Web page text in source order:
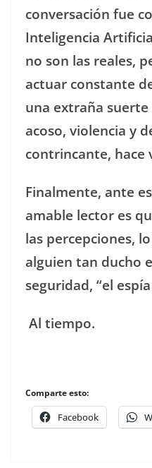
conversación fue
Inteligencia
no son las reales,
actuar constante
una extraña suerte
acoso, violencia y
contrincante, hace
Finalmente, ante
amable lector es
las percepciones,
alguien tan ducho
seguridad, “el
Al tiempo.
Comparte esto:
Facebook